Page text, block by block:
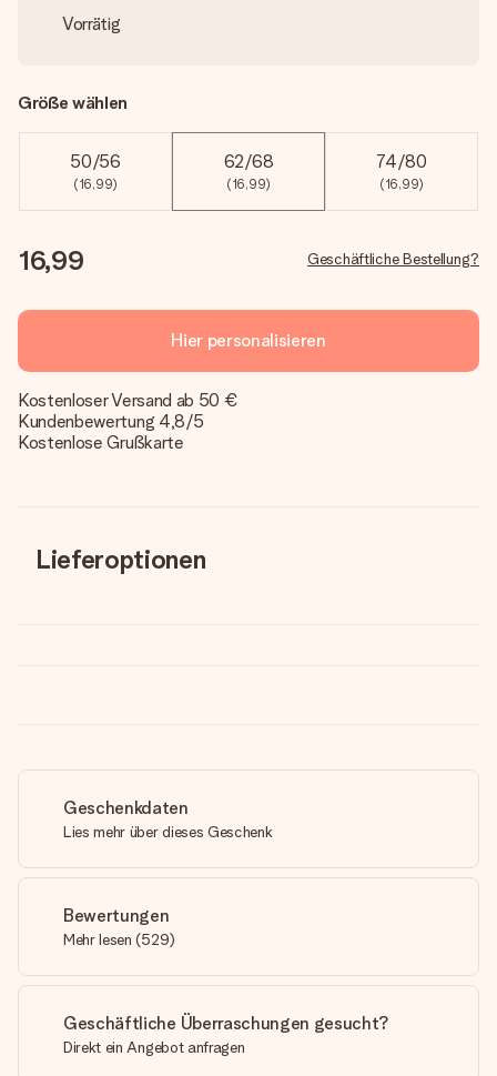
Vorrätig
Größe wählen
50/56
(16,99)
62/68
(16,99)
74/80
(16,99)
16,99 Geschäftliche Bestellung?
Hier personalisieren
Kostenloser Versand ab 50 €
Kundenbewertung 4,8/5
Kostenlose Grußkarte
Lieferoptionen
Geschenkdaten
Lies mehr über dieses Geschenk
Bewertungen
Mehr lesen (529)
Geschäftliche Überraschungen gesucht?
Direkt ein Angebot anfragen